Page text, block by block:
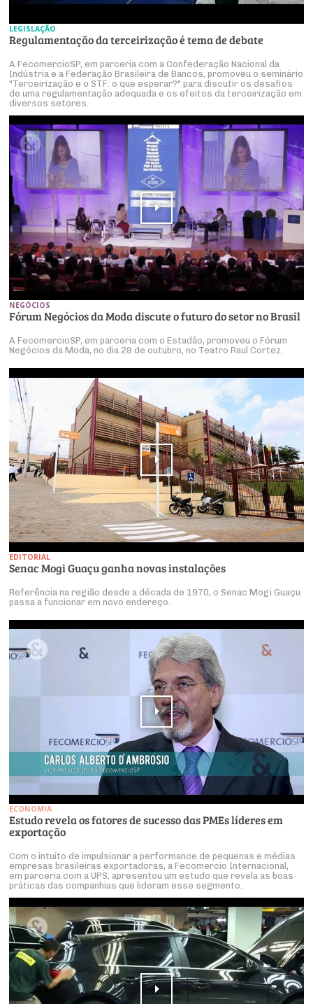
LEGISLAÇÃO
Regulamentação da terceirização é tema de debate
A FecomercioSP, em parceria com a Confederação Nacional da
Indústria e a Federação Brasileira de Bancos, promoveu o seminário
"Terceirização e o STF: o que esperar?" para discutir os desafios
de uma regulamentação adequada e os efeitos da terceirização em
diversos setores.
NEGÓCIOS
Fórum Negócios da Moda discute o futuro do setor no Brasil
A FecomercioSP, em parceria com o Estadão, promoveu o Fórum
Negócios da Moda, no dia 28 de outubro, no Teatro Raul Cortez.
EDITORIAL
Senac Mogi Guaçu ganha novas instalações
Referência na região desde a década de 1970, o Senac Mogi Guaçu
passa a funcionar em novo endereço.
ECONOMIA
Estudo revela os fatores de sucesso das PMEs líderes em
exportação
Com o intuito de impulsionar a performance de pequenas e médias
empresas brasileiras exportadoras, a Fecomercio Internacional,
em parceria com a UPS, apresentou um estudo que revela as boas
práticas das companhias que lideram esse segmento.